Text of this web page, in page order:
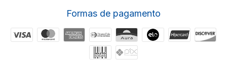
Formas de pagamento